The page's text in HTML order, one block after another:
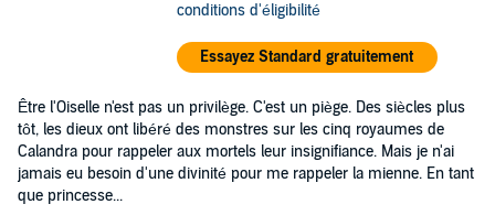
conditions d'éligibilité
Essayez Standard gratuitement
Être l'Oiselle n'est pas un privilège. C'est un piège. Des siècles plus
tôt, les dieux ont libéré des monstres sur les cinq royaumes de
Calandra pour rappeler aux mortels leur insignifiance. Mais je n'ai
jamais eu besoin d'une divinité pour me rappeler la mienne. En tant
que princesse...